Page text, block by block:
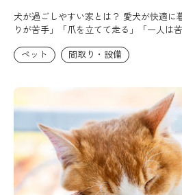
犬が過ごしやすい家とは？ 愛犬が快適に
りが苦手」「爪を立てて走る」「一人は
ペット
間取り・設備